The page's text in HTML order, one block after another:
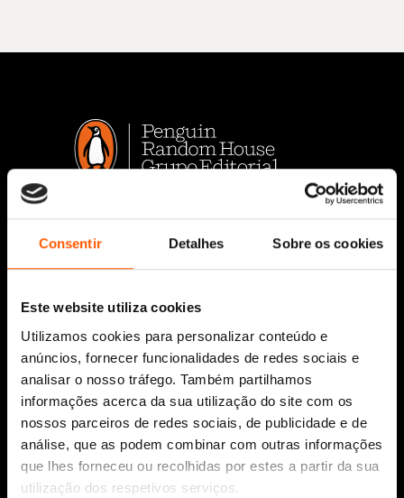
Consentir Detalhes Sobre os cookies
Este website utiliza cookies
Utilizamos cookies para personalizar conteúdo e
anúncios, fornecer funcionalidades de redes sociais e
analisar o nosso tráfego. Também partilhamos
informações acerca da sua utilização do site com os
nossos parceiros de redes sociais, de publicidade e de
análise, que as podem combinar com outras informações
que lhes forneceu ou recolhidas por estes a partir da sua
utilização dos respetivos serviços.
Siga-nos:
Política de Cookies
Política de segurança e privacidade
Ajuda, Termos e Condições
© 2026 Penguin Random House Grupo Editorial
Unipessoal Lda.
Todos os direitos reservados.
Desenvolvido por Make It Digital